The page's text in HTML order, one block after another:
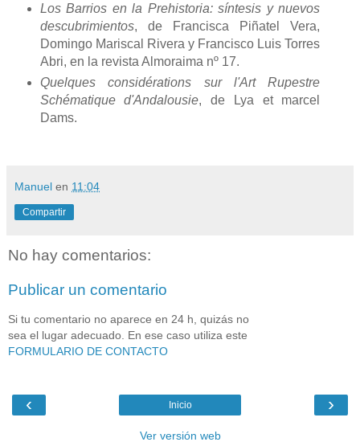
Los Barrios en la Prehistoria: síntesis y nuevos
descubrimientos, de Francisca Piñatel Vera,
Domingo Mariscal Rivera y Francisco Luis Torres
Abri, en la revista Almoraima nº 17.
Quelques considérations sur l'Art Rupestre
Schématique d'Andalousie, de Lya et marcel
Dams.
Manuel en 11:04
Compartir
No hay comentarios:
Publicar un comentario
Si tu comentario no aparece en 24 h, quizás no
sea el lugar adecuado. En ese caso utiliza este
FORMULARIO DE CONTACTO
‹ ›
Inicio
Ver versión web